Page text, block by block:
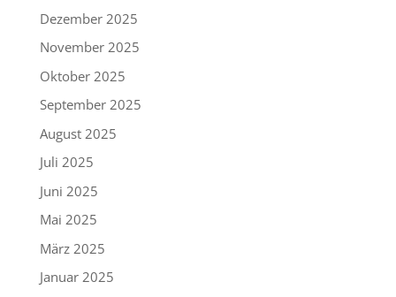
Dezember 2025
November 2025
Oktober 2025
September 2025
August 2025
Juli 2025
Juni 2025
Mai 2025
März 2025
Januar 2025